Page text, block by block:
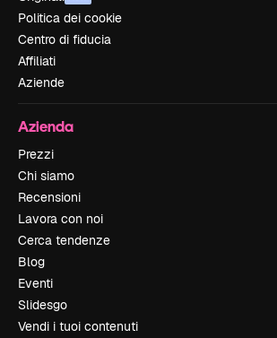
Politica dei cookie
Centro di fiducia
Affiliati
Aziende
Azienda
Prezzi
Chi siamo
Recensioni
Lavora con noi
Cerca tendenze
Blog
Eventi
Slidesgo
Vendi i tuoi contenuti